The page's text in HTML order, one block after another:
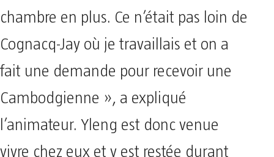
chambre en plus. Ce n’était pas loin de
Cognacq-Jay où je travaillais et on a
fait une demande pour recevoir une
Cambodgienne », a expliqué
l’animateur. Yleng est donc venue
vivre chez eux et y est restée durant